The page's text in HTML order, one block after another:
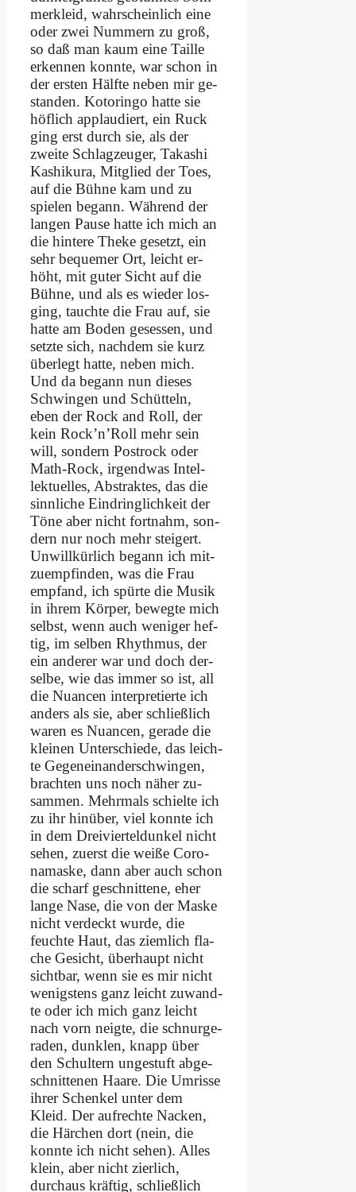
mer­kleid, wahr­schein­lich ei­ne
oder zwei Num­mern zu groß,
so daß man kaum ei­ne Tail­le
er­ken­nen konn­te, war schon in
der er­sten Hälf­te ne­ben mir ge­
stan­den. Ko­torin­go hat­te sie
höf­lich ap­plau­diert, ein Ruck
ging erst durch sie, als der
zwei­te Schlag­zeu­ger, Taka­shi
Ka­shi­ku­ra, Mit­glied der Toes,
auf die Büh­ne kam und zu
spie­len be­gann. Wäh­rend der
lan­gen Pau­se hat­te ich mich an
die hin­te­re The­ke ge­setzt, ein
sehr be­que­mer Ort, leicht er­
höht, mit gu­ter Sicht auf die
Büh­ne, und als es wie­der los­
ging, tauch­te die Frau auf, sie
hat­te am Bo­den ge­ses­sen, und
setz­te sich, nach­dem sie kurz
über­legt hat­te, ne­ben mich.
Und da be­gann nun die­ses
Schwin­gen und Schüt­teln,
eben der Rock and Roll, der
kein Rock’n’Roll mehr sein
will, son­dern Post­rock oder
Math-Rock, ir­gend­was In­tel­
lek­tu­el­les, Ab­strak­tes, das die
sinn­li­che Ein­dring­lich­keit der
Tö­ne aber nicht fort­nahm, son­
dern nur noch mehr stei­gert.
Un­will­kür­lich be­gann ich mit­
zu­emp­fin­den, was die Frau
emp­fand, ich spür­te die Mu­sik
in ih­rem Kör­per, be­weg­te mich
selbst, wenn auch we­ni­ger hef­
tig, im sel­ben Rhyth­mus, der
ein an­de­rer war und doch der­
sel­be, wie das im­mer so ist, all
die Nu­an­cen in­ter­pre­tier­te ich
an­ders als sie, aber schließ­lich
wa­ren es Nu­an­cen, ge­ra­de die
klei­nen Un­ter­schie­de, das leich­
te Ge­gen­ein­an­der­schwin­gen,
brach­ten uns noch nä­her zu­
sam­men. Mehr­mals schiel­te ich
zu ihr hin­über, viel konn­te ich
in dem Drei­vier­tel­dun­kel nicht
se­hen, zu­erst die wei­ße Co­ro­
na­mas­ke, dann aber auch schon
die scharf ge­schnit­te­ne, eher
lan­ge Na­se, die von der Mas­ke
nicht ver­deckt wur­de, die
feuch­te Haut, das ziem­lich fla­
che Ge­sicht, über­haupt nicht
sicht­bar, wenn sie es mir nicht
we­nig­stens ganz leicht zu­wand­
te oder ich mich ganz leicht
nach vorn neig­te, die schnur­ge­
ra­den, dunk­len, knapp über
den Schul­tern un­ge­stuft ab­ge­
schnit­te­nen Haa­re. Die Um­ris­se
ih­rer Schen­kel un­ter dem
Kleid. Der auf­rech­te Nacken,
die Här­chen dort (nein, die
konn­te ich nicht se­hen). Al­les
klein, aber nicht zier­lich,
durch­aus kräf­tig, schließ­lich